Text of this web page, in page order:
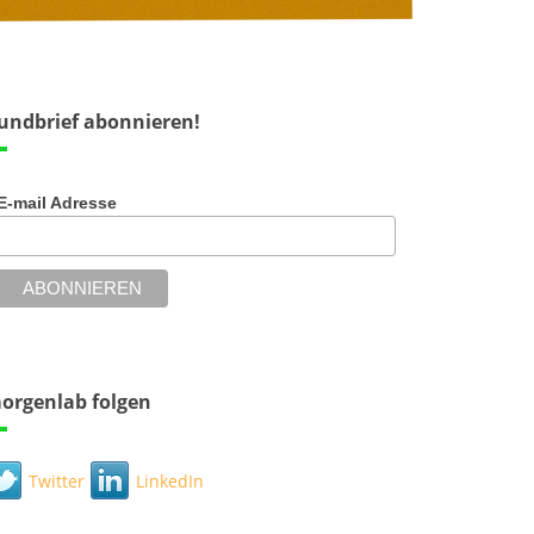
abonnieren!
mail Adresse
folgen
Twitter LinkedIn